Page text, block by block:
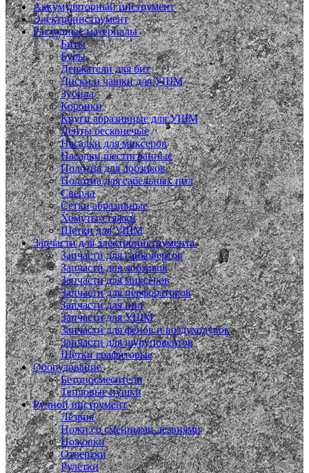
Аккумуляторный инструмент
Электроинструмент
Расходные материалы
Биты
Буры
Держатели для бит
Диски и чашки для УШМ
Зубила
Коронки
Круги абразивные для УШМ
Ленты бесконечые
Насадки для миксеров
Насадки шестигранные
Полотна для лобзиков
Полотна для сабельных пил
Сверла
Сетки абразивные
Хомуты-стяжки
Щетки для УШМ
Запчасти для электроинструмента
Запчасти для гайковертов
Запчасти для лобзиков
Запчасти для миксеров
Запчасти для перфораторов
Запчасти для пил
Запчасти для УШМ
Запчасти для фенов и воздуходувок
Запчасти для шуруповертов
Щетки графитовые
Оборудование
Бетоносмесители
Тепловые пушки
Ручной инструмент
Лезвия
Ножи со сменными лезвиями
Ножовки
Отвертки
Рулетки